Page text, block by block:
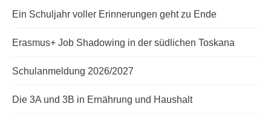
Ein Schuljahr voller Erinnerungen geht zu Ende
Erasmus+ Job Shadowing in der südlichen Toskana
Schulanmeldung 2026/2027
Die 3A und 3B in Ernährung und Haushalt